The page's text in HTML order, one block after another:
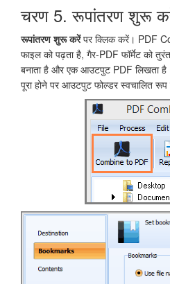
चरण 5. रूपांतरण शुरू
रूपांतरण शुरू करेंपर क्लिक करें। PDF
फाइल को पढ़ता है, गैर-PDF फॉर्मेट को
बनाता है और एक आउटपुट PDF लिखता है।
पूरा होने पर आउटपुट फोल्डर स्वचालित